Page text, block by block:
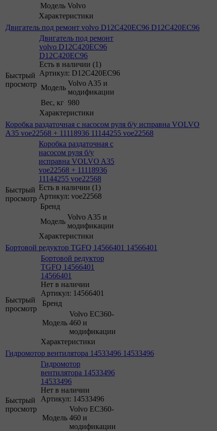
Модель Volvo
Характеристики
Двигатель под ремонт volvo D12C420EC96 D12C420EC96
Быстрый
просмотр
Двигатель под ремонт
volvo D12C420EC96
D12C420EC96
Есть в наличии (1)
Артикул: D12C420EC96
Модель
Volvo A35 и
модификации
Вес, кг 980
Характеристики
Коробка раздаточная с насосом руля б/у исправна VOLVO
A35 voe22568 + 11118936 11144255 voe22568
Быстрый
просмотр
Коробка раздаточная с
насосом руля б/у
исправна VOLVO A35
voe22568 + 11118936
11144255 voe22568
Есть в наличии (1)
Артикул: voe22568
Бренд
Модель
Volvo A35 и
модификации
Характеристики
Бортовой редуктор TGFQ 14566401 14566401
Быстрый
просмотр
Бортовой редуктор
TGFQ 14566401
14566401
Нет в наличии
Артикул: 14566401
Бренд
Модель
Volvo EC360-
460 и
модификации
Характеристики
Гидромотор вентилятора 14533496 14533496
Быстрый
просмотр
Гидромотор
вентилятора 14533496
14533496
Нет в наличии
Артикул: 14533496
Модель
Volvo EC360-
460 и
модификации